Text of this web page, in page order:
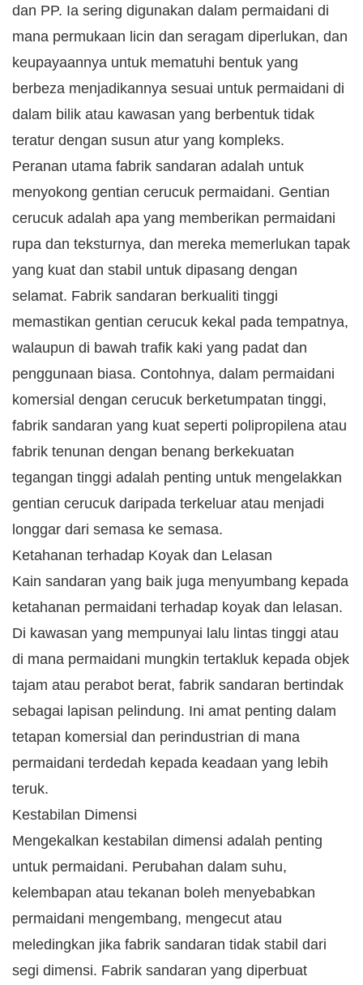
dan PP. Ia sering digunakan dalam permaidani di
mana permukaan licin dan seragam diperlukan, dan
keupayaannya untuk mematuhi bentuk yang
berbeza menjadikannya sesuai untuk permaidani di
dalam bilik atau kawasan yang berbentuk tidak
teratur dengan susun atur yang kompleks.​
Peranan utama fabrik sandaran adalah untuk
menyokong gentian cerucuk permaidani. Gentian
cerucuk adalah apa yang memberikan permaidani
rupa dan teksturnya, dan mereka memerlukan tapak
yang kuat dan stabil untuk dipasang dengan
selamat. Fabrik sandaran berkualiti tinggi
memastikan gentian cerucuk kekal pada tempatnya,
walaupun di bawah trafik kaki yang padat dan
penggunaan biasa. Contohnya, dalam permaidani
komersial dengan cerucuk berketumpatan tinggi,
fabrik sandaran yang kuat seperti polipropilena atau
fabrik tenunan dengan benang berkekuatan
tegangan tinggi adalah penting untuk mengelakkan
gentian cerucuk daripada terkeluar atau menjadi
longgar dari semasa ke semasa.​
Ketahanan terhadap Koyak dan Lelasan​
Kain sandaran yang baik juga menyumbang kepada
ketahanan permaidani terhadap koyak dan lelasan.
Di kawasan yang mempunyai lalu lintas tinggi atau
di mana permaidani mungkin tertakluk kepada objek
tajam atau perabot berat, fabrik sandaran bertindak
sebagai lapisan pelindung. Ini amat penting dalam
tetapan komersial dan perindustrian di mana
permaidani terdedah kepada keadaan yang lebih
teruk.​
Kestabilan Dimensi
Mengekalkan kestabilan dimensi adalah penting
untuk permaidani. Perubahan dalam suhu,
kelembapan atau tekanan boleh menyebabkan
permaidani mengembang, mengecut atau
meledingkan jika fabrik sandaran tidak stabil dari
segi dimensi. Fabrik sandaran yang diperbuat